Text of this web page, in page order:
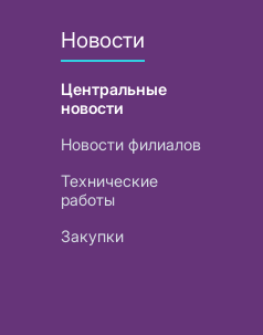
Новости
Центральные
новости
Новости филиалов
Технические
работы
Закупки